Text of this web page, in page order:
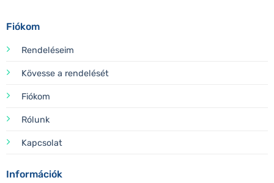
Fiókom
Rendeléseim
Kövesse a rendelését
Fiókom
Rólunk
Kapcsolat
Információk